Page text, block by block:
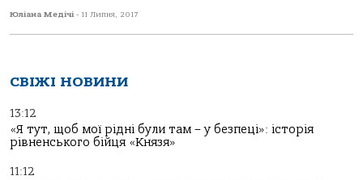
Юліана Медічі - 11 Липня, 2017
СВІЖІ НОВИНИ
13:12
«Я тут, щоб мої рідні були там – у безпеці»: історія
рівненського бійця «Князя»
11:12